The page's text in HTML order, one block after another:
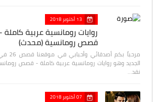
13 أكتوبر 2018
روايات رومانسية عربية كاملة -
قصص رومانسية (محدث)
مرحباً
الجديد وهو روايات رومانسية عربية كاملة - قصص
نقد…
07 أكتوبر 2018